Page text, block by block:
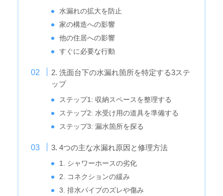
水漏れの拡大を防止
家の構造への影響
他の住居への影響
すぐに必要な行動
2. 洗面台下の水漏れ箇所を特定する3ステ
ップ
ステップ1: 収納スペースを整理する
ステップ2: 水受け用の道具を準備する
ステップ3: 漏水箇所を探る
3. 4つの主な水漏れ原因と修理方法
1. シャワーホースの劣化
2. コネクションの緩み
3. 排水パイプのズレや傷み